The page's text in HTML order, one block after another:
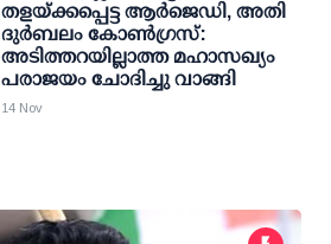
തളയ്ക്കപ്പെട്ട ആര്‍ജെഡി, അതി
ദുര്‍ബലം കോണ്‍ഗ്രസ്:
അടിത്തറയില്ലാത്ത മഹാസഖ്യം
പരാജയം ചോദിച്ചു വാങ്ങി
14 Nov